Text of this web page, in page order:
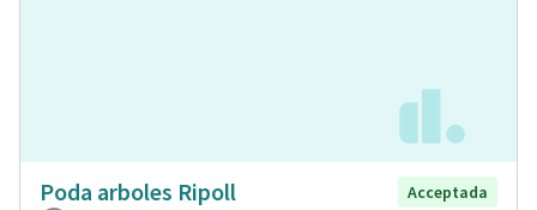
Poda arboles Ripoll
Acceptada